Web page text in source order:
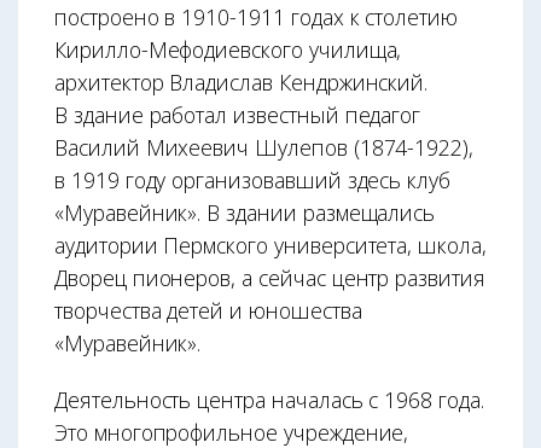
построено в 1910-1911 годах к столетию
Кирилло-Мефодиевского училища,
архитектор Владислав Кендржинский.
В здание работал известный педагог
Василий Михеевич Шулепов (1874-1922),
в 1919 году организовавший здесь клуб
«Муравейник». В здании размещались
аудитории Пермского университета, школа,
Дворец пионеров, а сейчас центр развития
творчества детей и юношества
«Муравейник».
Деятельность центра началась с 1968 года.
Это многопрофильное учреждение,